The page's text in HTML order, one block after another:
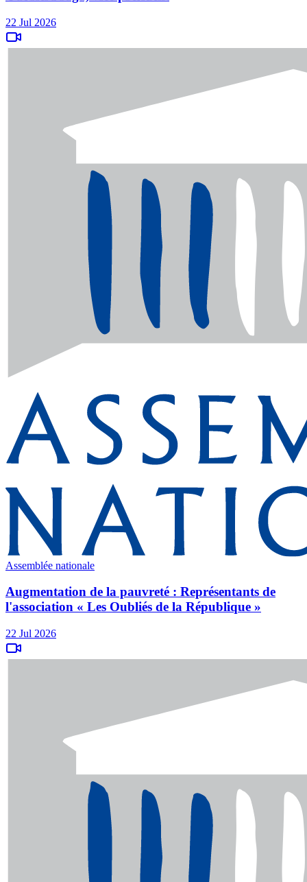
22 Jul 2026
Assemblée nationale
Augmentation de la pauvreté : Représentants de
l'association « Les Oubliés de la République »
22 Jul 2026